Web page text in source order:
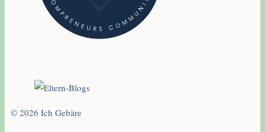
© 2026 Ich Gebäre